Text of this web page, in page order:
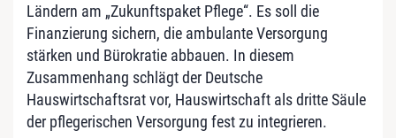
Ländern am „Zukunftspaket Pflege“. Es soll die
Finanzierung sichern, die ambulante Versorgung
stärken und Bürokratie abbauen. In diesem
Zusammenhang schlägt der Deutsche
Hauswirtschaftsrat vor, Hauswirtschaft als dritte Säule
der pflegerischen Versorgung fest zu integrieren.